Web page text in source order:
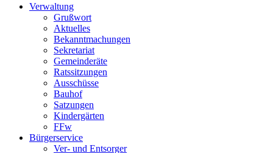
Verwaltung
Grußwort
Aktuelles
Bekanntmachungen
Sekretariat
Gemeinderäte
Ratssitzungen
Ausschüsse
Bauhof
Satzungen
Kindergärten
FFw
Bürgerservice
Ver- und Entsorger